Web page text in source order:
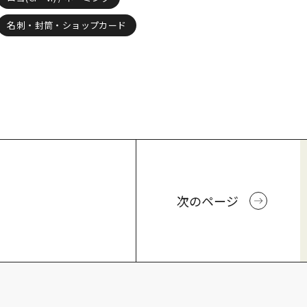
名刺・封筒・ショップカード
次のページ